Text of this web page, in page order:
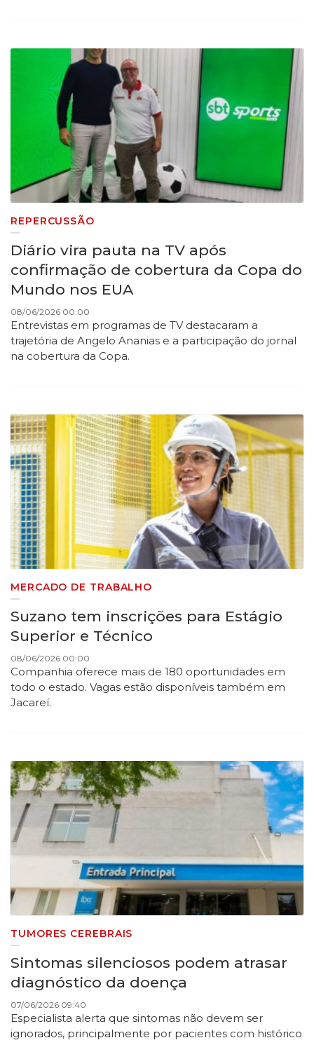
REPERCUSSÃO
Diário vira pauta na TV após
confirmação de cobertura da Copa do
Mundo nos EUA
08/06/2026 00:00
Entrevistas em programas de TV destacaram a
trajetória de Angelo Ananias e a participação do jornal
na cobertura da Copa.
MERCADO DE TRABALHO
Suzano tem inscrições para Estágio
Superior e Técnico
08/06/2026 00:00
Companhia oferece mais de 180 oportunidades em
todo o estado. Vagas estão disponíveis também em
Jacareí.
TUMORES CEREBRAIS
Sintomas silenciosos podem atrasar
diagnóstico da doença
07/06/2026 09:40
Especialista alerta que sintomas não devem ser
ignorados, principalmente por pacientes com histórico